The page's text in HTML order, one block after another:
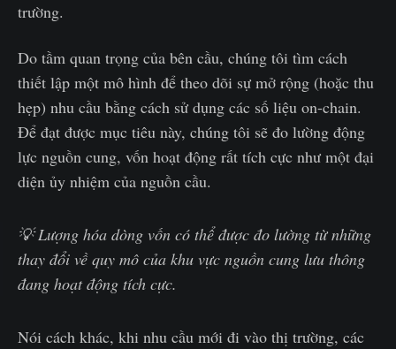
trường.
Do tầm quan trọng của bên cầu, chúng tôi tìm cách
thiết lập một mô hình để theo dõi sự mở rộng (hoặc thu
hẹp) nhu cầu bằng cách sử dụng các số liệu on-chain.
Để đạt được mục tiêu này, chúng tôi sẽ đo lường động
lực nguồn cung, vốn hoạt động rất tích cực như một đại
diện ủy nhiệm của nguồn cầu.
💡 Lượng hóa dòng vốn có thể được đo lường từ những
thay đổi về quy mô của khu vực nguồn cung lưu thông
đang hoạt động tích cực.
Nói cách khác, khi nhu cầu mới đi vào thị trường, các